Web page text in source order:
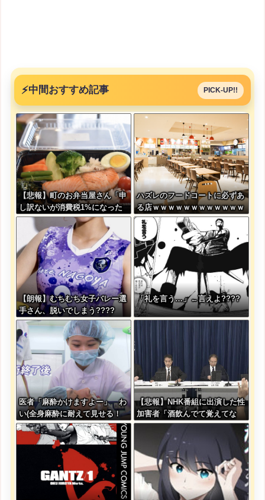
⚡中間おすすめ記事 PICK-UP!!
【悲報】町のお弁当屋さん「申
し訳ないが消費税1%になった
らその分商品代を値上げする
わ」
ハズレのフードコートに必ずあ
る店ｗｗｗｗｗｗｗｗｗｗｗｗ
【朗報】むちむち女子バレー選
手さん、脱いでしまう????
「礼を言う…」←言えよ????
医者「麻酔かけますよー」 わ
い(全身麻酔に耐えて見せる！
うおおおおおお！！！！)
【悲報】NHK番組に出演した性
加害者「酒飲んでて覚えてな
い」